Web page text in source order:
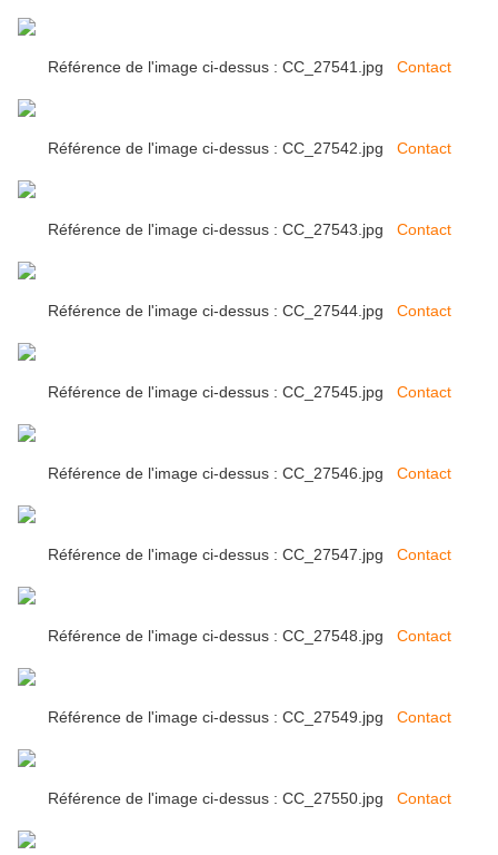
Référence de l'image ci-dessus : CC_27541.jpg Contact
Référence de l'image ci-dessus : CC_27542.jpg Contact
Référence de l'image ci-dessus : CC_27543.jpg Contact
Référence de l'image ci-dessus : CC_27544.jpg Contact
Référence de l'image ci-dessus : CC_27545.jpg Contact
Référence de l'image ci-dessus : CC_27546.jpg Contact
Référence de l'image ci-dessus : CC_27547.jpg Contact
Référence de l'image ci-dessus : CC_27548.jpg Contact
Référence de l'image ci-dessus : CC_27549.jpg Contact
Référence de l'image ci-dessus : CC_27550.jpg Contact